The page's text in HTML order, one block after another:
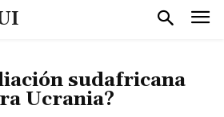
sudafricana
Ucrania?